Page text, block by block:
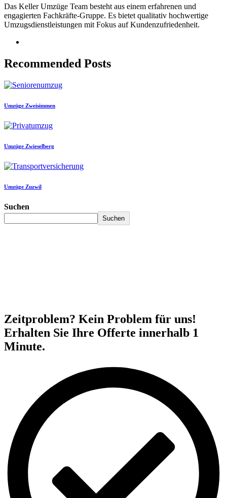
Das Keller Umzüge Team besteht aus einem erfahrenen und
engagierten Fachkräfte-Gruppe. Es bietet qualitativ hochwertige
Umzugsdienstleistungen mit Fokus auf Kundenzufriedenheit.
Recommended Posts
Umzüge Zweisimmen
Umzüge Zwieselberg
Umzüge Zuzwil
Suchen
Suchen
Zeitproblem? Kein Problem für uns!
Erhalten Sie Ihre Offerte innerhalb 1
Minute.